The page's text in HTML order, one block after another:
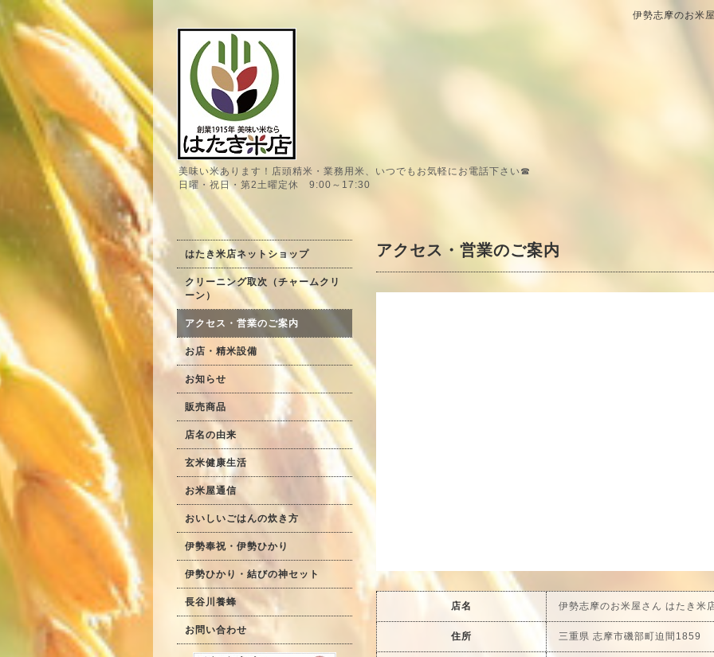
伊勢志摩のお米
美味い米あります！店頭精米・業務用米、いつでもお気軽にお電話下さい☎
日曜・祝日・第2土曜定休 9:00～17:30
アクセス・営業のご案内
店名 伊勢志摩のお米屋さん はたき米
住所 三重県 志摩市磯部町迫間1859
はたき米店ネットショップ
クリーニング取次（チャームクリ
ーン）
アクセス・営業のご案内
お店・精米設備
お知らせ
販売商品
店名の由来
玄米健康生活
お米屋通信
おいしいごはんの炊き方
伊勢奉祝・伊勢ひかり
伊勢ひかり・結びの神セット
長谷川養蜂
お問い合わせ